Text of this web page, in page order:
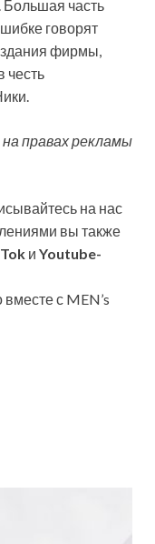
Большая часть
говорят
фирмы,
честь
правах рекламы
на нас
вы также
и Youtube-
с MEN’s